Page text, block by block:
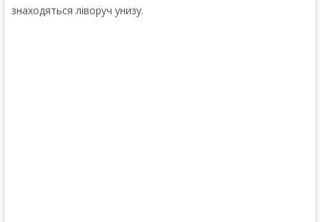
знаходяться ліворуч унизу.